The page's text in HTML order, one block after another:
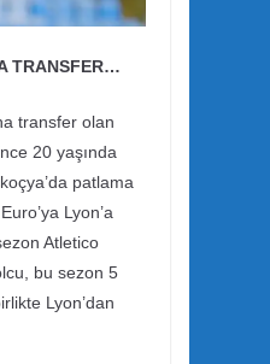
TRANSFER…
transfer olan
20 yaşında
patlama
Lyon’a
Atletico
bu sezon 5
Lyon’dan